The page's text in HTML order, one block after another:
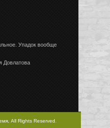
Упадок вообще
Довлатова
All Rights Reserved.